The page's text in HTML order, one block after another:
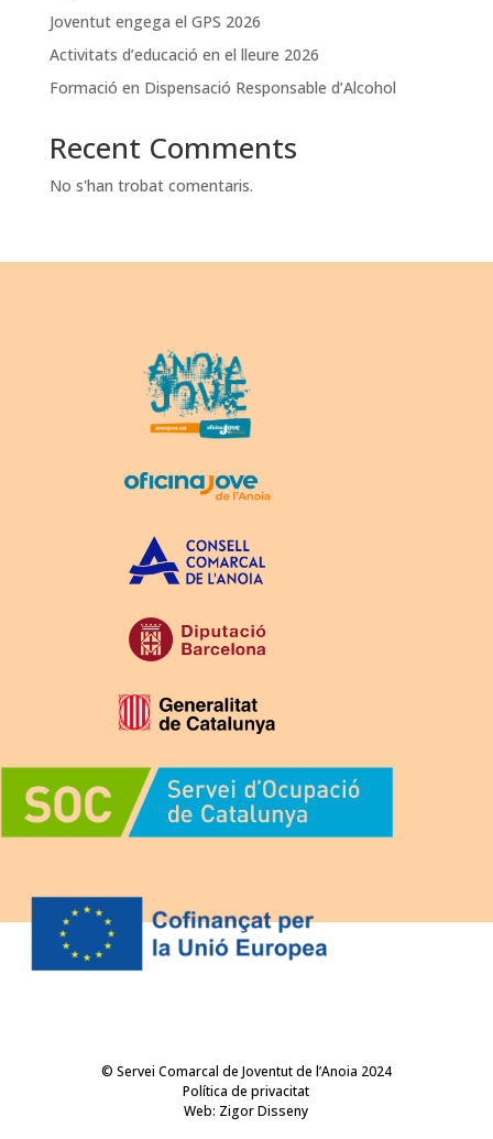
Joventut engega el GPS 2026
Activitats d’educació en el lleure 2026
Formació en Dispensació Responsable d’Alcohol
Recent Comments
No s'han trobat comentaris.
© Servei Comarcal de Joventut de l’Anoia 2024
Política de privacitat
Web: Zigor Disseny